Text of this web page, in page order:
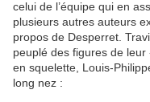
celui de l’équipe qui en
plusieurs autres auteurs
propos de Desperret.
peuplé des figures de
en squelette, Louis-
long nez :